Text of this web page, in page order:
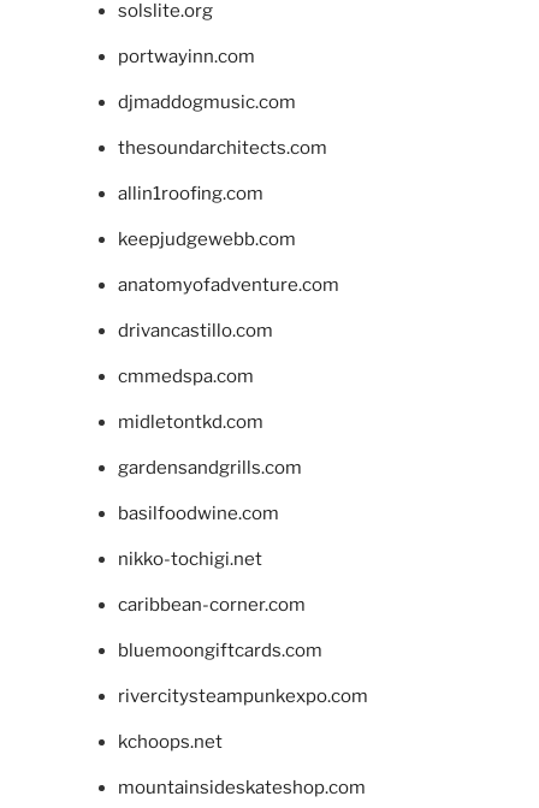
solslite.org
portwayinn.com
djmaddogmusic.com
thesoundarchitects.com
allin1roofing.com
keepjudgewebb.com
anatomyofadventure.com
drivancastillo.com
cmmedspa.com
midletontkd.com
gardensandgrills.com
basilfoodwine.com
nikko-tochigi.net
caribbean-corner.com
bluemoongiftcards.com
rivercitysteampunkexpo.com
kchoops.net
mountainsideskateshop.com